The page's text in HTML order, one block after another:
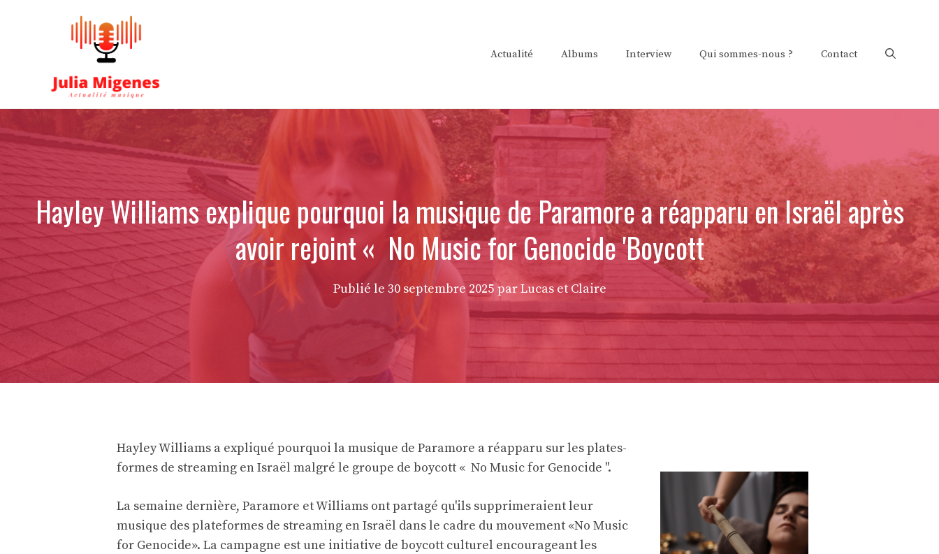
Actualité Albums Interview Qui sommes-nous ? Contact
Hayley Williams explique pourquoi la musique de Paramore a réapparu en Israël après
avoir rejoint « No Music for Genocide 'Boycott
Publié le 30 septembre 2025 par Lucas et Claire
Hayley Williams a expliqué pourquoi la musique de Paramore a réapparu sur les plates-
formes de streaming en Israël malgré le groupe de boycott « No Music for Genocide ''.
La semaine dernière, Paramore et Williams ont partagé qu'ils supprimeraient leur
musique des plateformes de streaming en Israël dans le cadre du mouvement «No Music
for Genocide». La campagne est une initiative de boycott culturel encourageant les